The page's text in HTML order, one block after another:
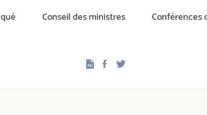
Conseil des ministres Conférences
Facebook